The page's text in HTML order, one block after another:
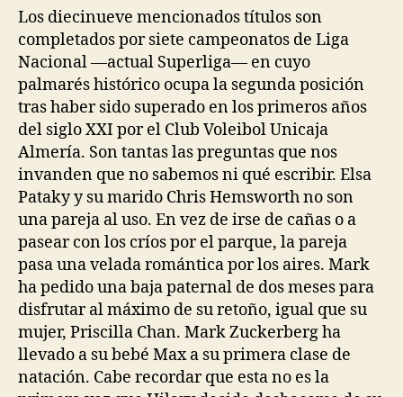
Los diecinueve mencionados títulos son
completados por siete campeonatos de Liga
Nacional —actual Superliga— en cuyo
palmarés histórico ocupa la segunda posición
tras haber sido superado en los primeros años
del siglo XXI por el Club Voleibol Unicaja
Almería. Son tantas las preguntas que nos
invanden que no sabemos ni qué escribir. Elsa
Pataky y su marido Chris Hemsworth no son
una pareja al uso. En vez de irse de cañas o a
pasear con los críos por el parque, la pareja
pasa una velada romántica por los aires. Mark
ha pedido una baja paternal de dos meses para
disfrutar al máximo de su retoño, igual que su
mujer, Priscilla Chan. Mark Zuckerberg ha
llevado a su bebé Max a su primera clase de
natación. Cabe recordar que esta no es la